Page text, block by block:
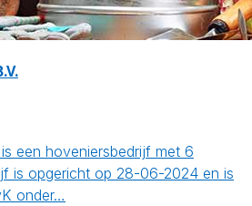
een hoveniersbedrijf met 6
is opgericht op 28-06-2024 en is
onder…